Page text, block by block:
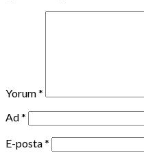
Yorum*
Ad*
E-posta*